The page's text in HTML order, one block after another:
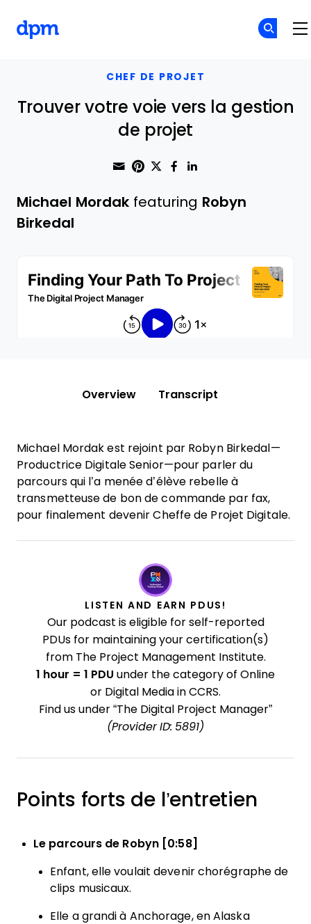
CHEF DE PROJET
Trouver votre voie vers la gestion
de projet
Share through Email
Print this page
Share on Pinterest
Share on Twitter
Share on
Michael Mordak featuring Robyn
Birkedal
Overview Transcript
Michael Mordak est rejoint par Robyn Birkedal—
Productrice Digitale Senior—pour parler du
parcours qui l’a menée d’élève rebelle à
transmetteuse de bon de commande par fax,
pour finalement devenir Cheffe de Projet Digitale.
LISTEN AND EARN PDUS!
Our podcast is eligible for self-reported
PDUs for maintaining your certification(s)
from The Project Management Institute.
1 hour = 1 PDU under the category of Online
or Digital Media in CCRS.
Find us under “The Digital Project Manager”
(Provider ID: 5891)
Points forts de l’entretien
Le parcours de Robyn [0:58]
Enfant, elle voulait devenir chorégraphe de
clips musicaux.
Elle a grandi à Anchorage, en Alaska